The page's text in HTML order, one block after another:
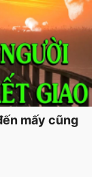
mấy cũng